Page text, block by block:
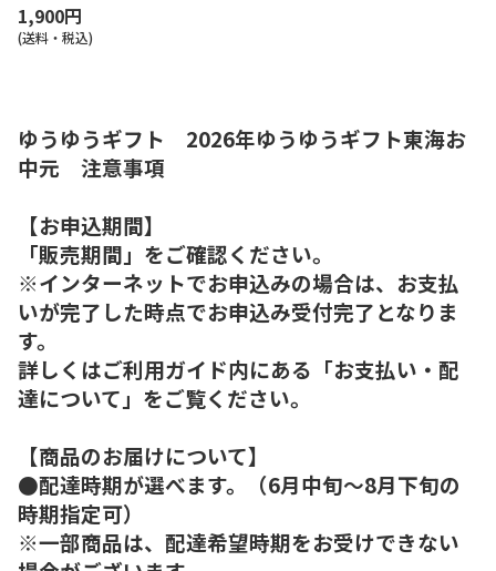
1,900円
(送料・税込)
ゆうゆうギフト 2026年ゆうゆうギフト東海お
中元 注意事項
【お申込期間】
「販売期間」をご確認ください。
※インターネットでお申込みの場合は、お支払
いが完了した時点でお申込み受付完了となりま
す。
詳しくはご利用ガイド内にある「お支払い・配
達について」をご覧ください。
【商品のお届けについて】
●配達時期が選べます。（6月中旬～8月下旬の
時期指定可）
※一部商品は、配達希望時期をお受けできない